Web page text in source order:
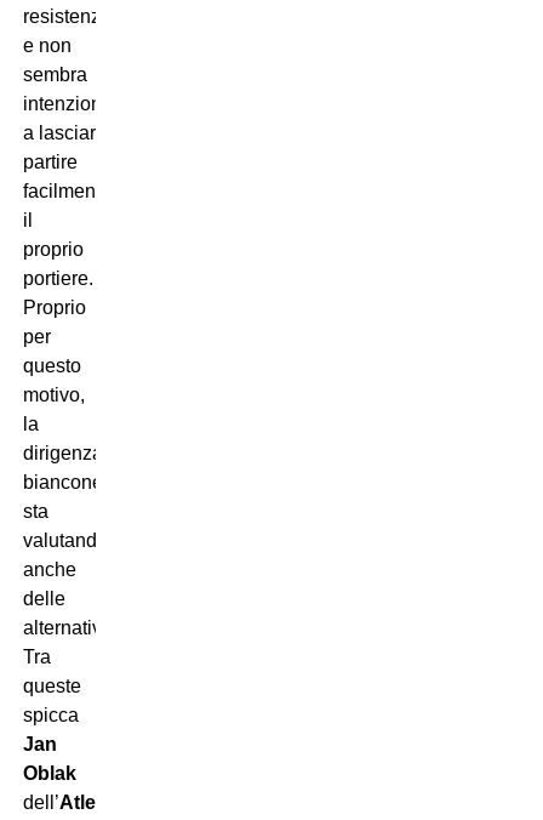
resistenza
e non
sembra
intenzionato
a lasciar
partire
facilmente
il
proprio
portiere.
Proprio
per
questo
motivo,
la
dirigenza
bianconera
sta
valutando
anche
delle
alternative.
Tra
queste
spicca
Jan
Oblak
dell’Atletico